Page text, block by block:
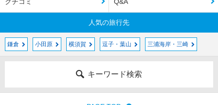
人気の旅行先
鎌倉 小田原 横須賀 逗子・葉山 三浦海岸・三崎
キーワード検索